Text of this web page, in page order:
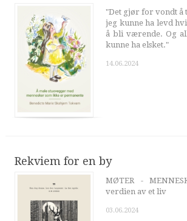
"Det gjør for vondt å
jeg kunne ha levd
å bli værende. Og
kunne ha elsket."
14.06.2024
Rekviem for en by
MØTER -
verdien av et liv
03.06.2024